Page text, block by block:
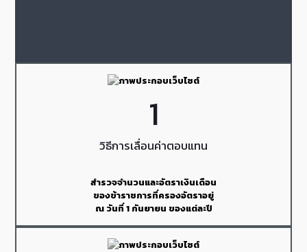
1
วิธีการเลื่อนค่าตอบแทน
สำรวจจำนวนและอัตราเงินเดือน
ของข้าราชการที่ครองอัตราอยู่
ณ วันที่ 1 กันยายน ของแต่ละปี